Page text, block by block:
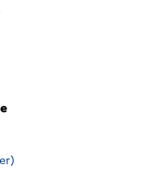
sur